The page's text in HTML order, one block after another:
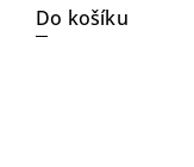
Do košíku